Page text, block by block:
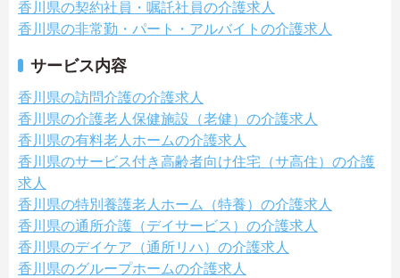
香川県の契約社員・嘱託社員の介護求人
香川県の非常勤・パート・アルバイトの介護求人
サービス内容
香川県の訪問介護の介護求人
香川県の介護老人保健施設（老健）の介護求人
香川県の有料老人ホームの介護求人
香川県のサービス付き高齢者向け住宅（サ高住）の介護
求人
香川県の特別養護老人ホーム（特養）の介護求人
香川県の通所介護（デイサービス）の介護求人
香川県のデイケア（通所リハ）の介護求人
香川県のグループホームの介護求人